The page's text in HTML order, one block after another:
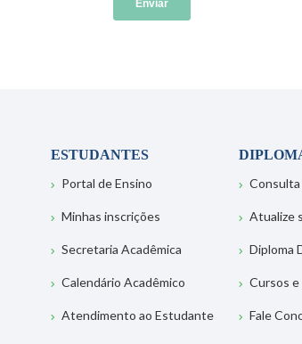
ESTUDANTES
Portal de Ensino
Minhas inscrições
Secretaria Acadêmica
Calendário Acadêmico
Atendimento ao Estudante
Consulta
Atualize
Diploma
Cursos
Fale